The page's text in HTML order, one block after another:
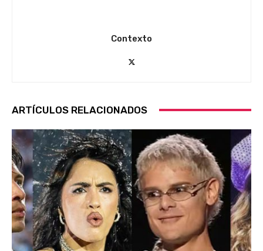
Contexto
ARTÍCULOS RELACIONADOS